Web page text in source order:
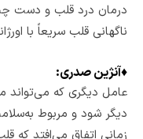
درمان درد قلب و دست
ناگهانی قلب سریعاً با
♦آنژین صدری:
عامل دیگری که می‌تواند
دیگر شود و مربوط
زمانی اتفاق می‌افتد که